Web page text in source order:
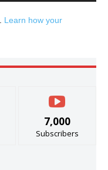
Learn how your
7,000
Subscribers